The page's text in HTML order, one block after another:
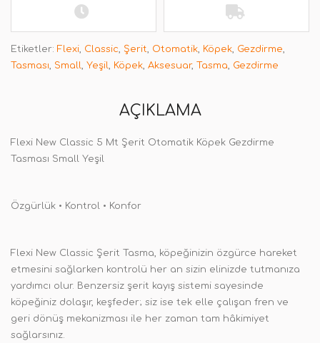
Etiketler: Flexi, Classic, Şerit, Otomatik, Köpek, Gezdirme,
Tasması, Small, Yeşil, Köpek, Aksesuar, Tasma, Gezdirme
AÇIKLAMA
Flexi New Classic 5 Mt Şerit Otomatik Köpek Gezdirme
Tasması Small Yeşil
Özgürlük • Kontrol • Konfor
Flexi New Classic Şerit Tasma, köpeğinizin özgürce hareket
etmesini sağlarken kontrolü her an sizin elinizde tutmanıza
yardımcı olur. Benzersiz şerit kayış sistemi sayesinde
köpeğiniz dolaşır, keşfeder; siz ise tek elle çalışan fren ve
geri dönüş mekanizması ile her zaman tam hâkimiyet
sağlarsınız.